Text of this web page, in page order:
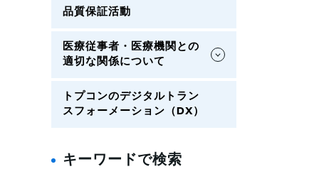
品質保証活動
医療従事者・医療機関との
適切な関係について
トプコンのデジタルトラン
スフォーメーション（DX）
キーワードで検索